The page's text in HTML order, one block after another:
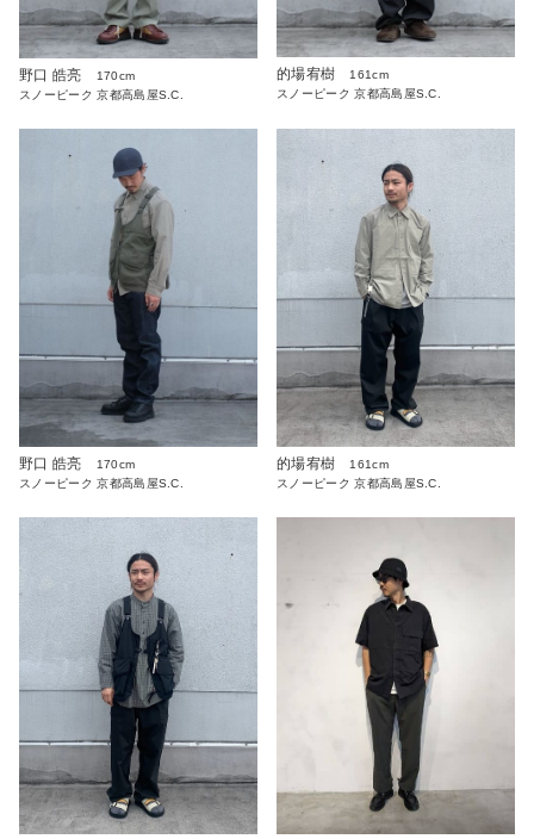
野口 皓亮
170cm
スノーピーク 京都高島屋S.C.
的場宥樹
161cm
スノーピーク 京都高島屋S.C.
野口 皓亮
170cm
スノーピーク 京都高島屋S.C.
的場宥樹
161cm
スノーピーク 京都高島屋S.C.